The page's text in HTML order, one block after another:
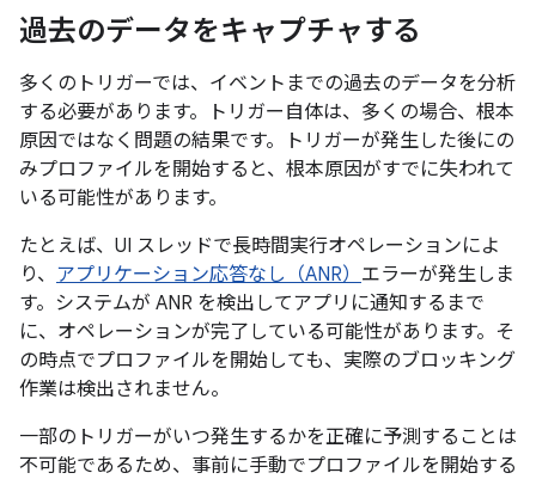
過去のデータをキャプチャする
多くのトリガーでは、イベントまでの過去のデータを分析
する必要があります。トリガー自体は、多くの場合、根本
原因ではなく問題の結果です。トリガーが発生した後にの
みプロファイルを開始すると、根本原因がすでに失われて
いる可能性があります。
たとえば、UI スレッドで長時間実行オペレーションによ
り、 アプリケーション応答なし（ANR） エラーが発生しま
す。システムが ANR を検出してアプリに通知するまで
に、オペレーションが完了している可能性があります。そ
の時点でプロファイルを開始しても、実際のブロッキング
作業は検出されません。
一部のトリガーがいつ発生するかを正確に予測することは
不可能であるため、事前に手動でプロファイルを開始する